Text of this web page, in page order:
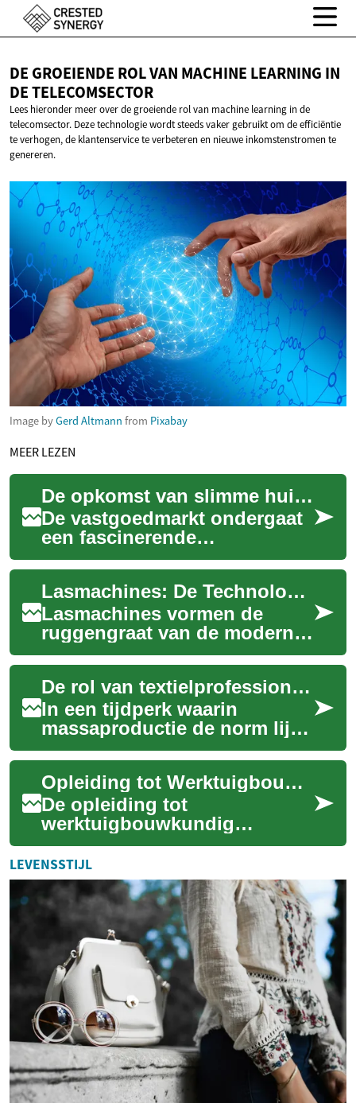
DE GROEIENDE ROL VAN MACHINE LEARNING IN
DE TELECOMSECTOR
Lees hieronder meer over de groeiende rol van machine learning in de
telecomsector. Deze technologie wordt steeds vaker gebruikt om de efficiëntie
te verhogen, de klantenservice te verbeteren en nieuwe inkomstenstromen te
genereren.
Image byGerd Altmann from Pixabay
MEER LEZEN
De opkomst van slimme huizen: een nieuwe dimensie in vastgoed
De vastgoedmarkt ondergaat
een fascinerende
transformatie met de
integratie van slimme
technologie in woningen.
Volge...
Lasmachines: De Technologische Ruggengraat van Moderne Productie
Lasmachines vormen de
ruggengraat van de moderne
productie-industrie. Deze
geavanceerde apparaten
hebben de manier wa...
De rol van textielprofessional in de huidige markt
In een tijdperk waarin
massaproductie de norm lijkt,
blijft de textielprofessional,
ook wel bekend als naaister,
klee...
Opleiding tot Werktuigbouwkundig Ingenieur: Van Auto's tot Machines
De opleiding tot
werktuigbouwkundig
ingenieur is een veelzijdige
studie die studenten
voorbereidt op een carrière in
...
LEVENSSTIJL